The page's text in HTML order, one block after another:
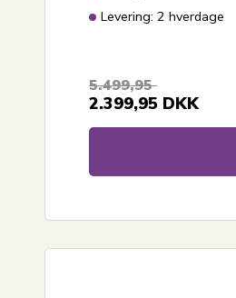
Levering: 2 hverdage
5.499,95
2.399,95 DKK